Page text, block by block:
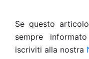
Se questo
sempre
iscriviti alla nostra